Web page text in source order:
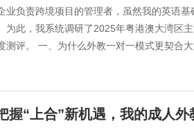
业负责跨境项目的管理者，虽然我的英语
为此，我系统调研了2025年粤港澳大湾区
测评。 一、为什么外教一对一模式更契合
握“上合”新机遇，我的成人